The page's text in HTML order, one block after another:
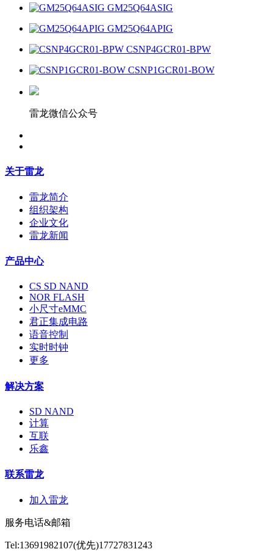
GM25Q64ASIG
GM25Q64APIG
CSNP4GCR01-BPW
CSNP1GCR01-BOW
雷龙微信公众号
关于雷龙
雷龙简介
组织架构
企业文化
雷龙新闻
产品中心
CS SD NAND
NOR FLASH
小尺寸eMMC
君正集成电路
语音控制
实时时钟
更多
解决方案
SD NAND
计算
互联
乐鑫
联系雷龙
加入雷龙
服务电话&邮箱
Tel:13691982107(优先)17727831243